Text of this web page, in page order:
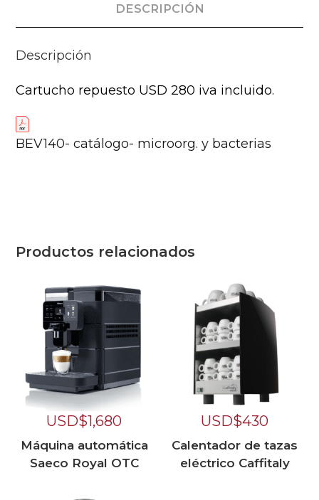
DESCRIPCIÓN
Descripción
Cartucho repuesto USD 280 iva incluido.
BEV140- catálogo- microorg. y bacterias
Productos relacionados
USD$1,680
Máquina automática
Saeco Royal OTC
USD$430
Calentador de tazas
eléctrico Caffitaly